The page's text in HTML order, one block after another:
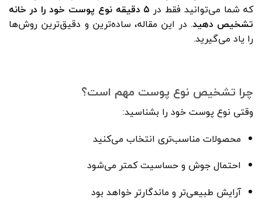
که شما می‌توانید فقط در
۵ دقیقه نوع پوست خود را در خانه
تشخیص دهید. در این مقاله، ساده‌ترین و دقیق‌ترین روش‌ها
را یاد می‌گیرید.
چرا تشخیص نوع پوست مهم است؟
وقتی نوع پوست خود را بشناسید:
محصولات مناسب‌تری انتخاب می‌کنید
احتمال جوش و حساسیت کمتر می‌شود
آرایش طبیعی‌تر و ماندگارتر خواهد بود